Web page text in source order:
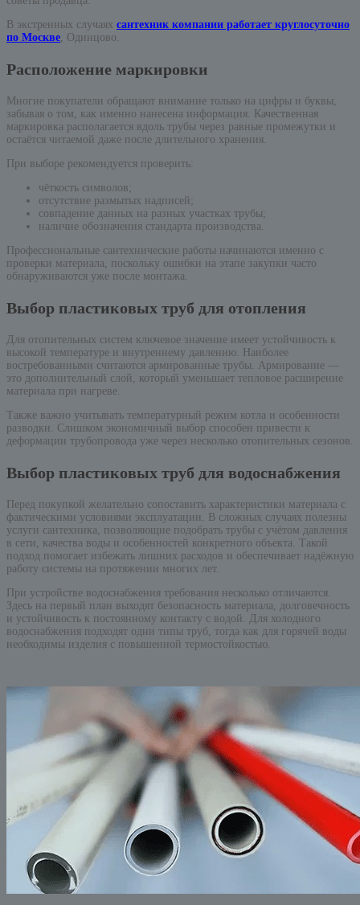
В экстренных случаях сантехник компании работает круглосуточно
по Москве, Одинцово.
Расположение маркировки
Многие покупатели обращают внимание только на цифры и буквы,
забывая о том, как именно нанесена информация. Качественная
маркировка располагается вдоль трубы через равные промежутки и
остаётся читаемой даже после длительного хранения.
При выборе рекомендуется проверить:
чёткость символов;
отсутствие размытых надписей;
совпадение данных на разных участках трубы;
наличие обозначения стандарта производства.
Профессиональные сантехнические работы начинаются именно с
проверки материала, поскольку ошибки на этапе закупки часто
обнаруживаются уже после монтажа.
Выбор пластиковых труб для отопления
Для отопительных систем ключевое значение имеет устойчивость к
высокой температуре и внутреннему давлению. Наиболее
востребованными считаются армированные трубы. Армирование —
это дополнительный слой, который уменьшает тепловое расширение
материала при нагреве.
Также важно учитывать температурный режим котла и особенности
разводки. Слишком экономичный выбор способен привести к
деформации трубопровода уже через несколько отопительных сезонов.
Выбор пластиковых труб для водоснабжения
Перед покупкой желательно сопоставить характеристики материала с
фактическими условиями эксплуатации. В сложных случаях полезны
услуги сантехника, позволяющие подобрать трубы с учётом давления
в сети, качества воды и особенностей конкретного объекта. Такой
подход помогает избежать лишних расходов и обеспечивает надёжную
работу системы на протяжении многих лет.
При устройстве водоснабжения требования несколько отличаются.
Здесь на первый план выходят безопасность материала, долговечность
и устойчивость к постоянному контакту с водой. Для холодного
водоснабжения подходят одни типы труб, тогда как для горячей воды
необходимы изделия с повышенной термостойкостью.